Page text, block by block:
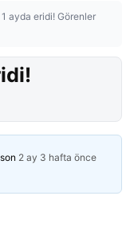
ayda eridi! Görenler
2 ay 3 hafta önce